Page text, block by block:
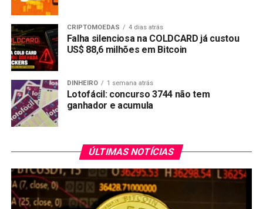
CRIPTOMOEDAS 4 dias atrás
Falha silenciosa na COLDCARD já custou
US$ 88,6 milhões em Bitcoin
DINHEIRO 1 semana atrás
Lotofácil: concurso 3744 não tem
ganhador e acumula
ÚLTIMAS NOTÍCIAS